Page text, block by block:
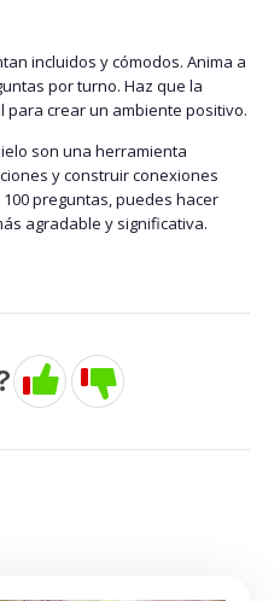
incluidos y cómodos. Anima a
por turno. Haz que la
crear un ambiente positivo.
son una herramienta
y construir conexiones
preguntas, puedes hacer
agradable y significativa.